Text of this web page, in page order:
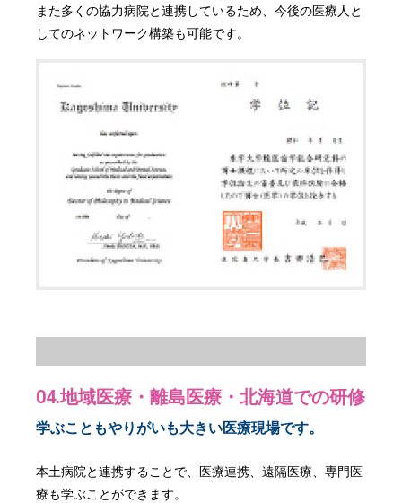
また多くの協力病院と連携しているため、今後の医療人と
してのネットワーク構築も可能です。
04.地域医療・離島医療・北海道での研修
学ぶこともやりがいも大きい医療現場です。
本土病院と連携することで、医療連携、遠隔医療、専門医
療も学ぶことができます。